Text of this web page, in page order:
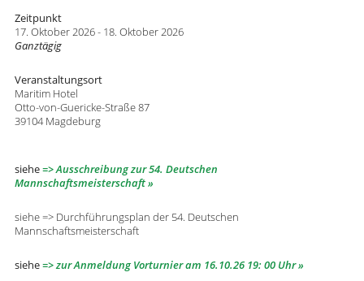
Zeitpunkt
17. Oktober 2026 - 18. Oktober 2026
Ganztägig
Veranstaltungsort
Maritim Hotel
Otto-von-Guericke-Straße 87
39104 Magdeburg
siehe=> Ausschreibung zur 54. Deutschen
Mannschaftsmeisterschaft
siehe => Durchführungsplan der 54. Deutschen
Mannschaftsmeisterschaft
siehe=> zur Anmeldung Vorturnier am 16.10.26 19: 00 Uhr